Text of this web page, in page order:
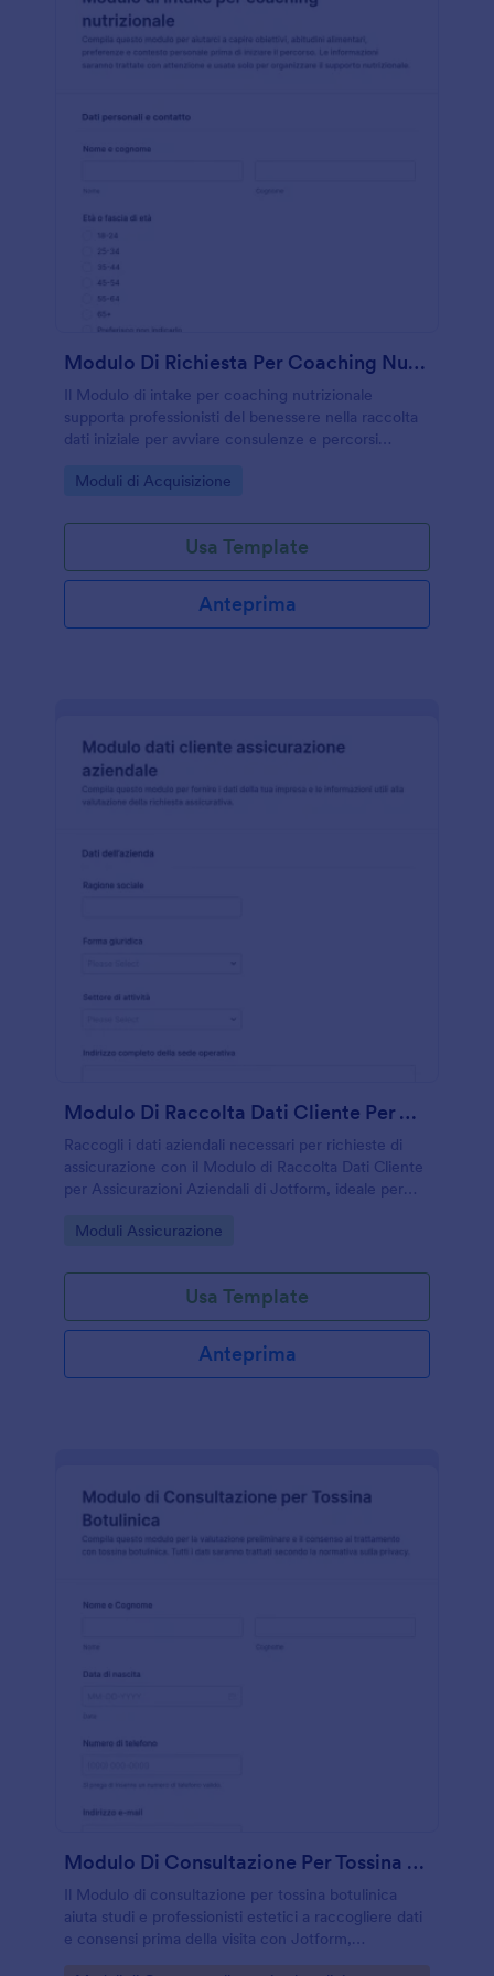
Modulo Di Richiesta Per Coaching Nutrizionale
Il Modulo di intake per coaching nutrizionale
supporta professionisti del benessere nella raccolta
dati iniziale per avviare consulenze e percorsi
compilazione online con Jotform.
Go to Category:
Moduli di Acquisizione
Usa Template
Anteprima
Modulo Di Raccolta Dati Cliente Per Assicurazioni Aziendali
Raccogli i dati aziendali necessari per richieste di
assicurazione con il Modulo di Raccolta Dati Cliente
per Assicurazioni Aziendali di Jotform, ideale per
gestiscono preventivi e rinnovi.
Go to Category:
Moduli Assicurazione
Usa Template
Anteprima
Modulo Di Consultazione Per Tossina Botulinica
Il Modulo di consultazione per tossina botulinica
aiuta studi e professionisti estetici a raccogliere dati
e consensi prima della visita con Jotform,